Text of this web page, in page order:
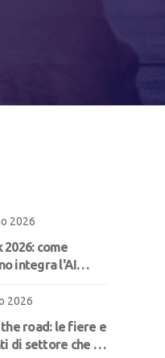
2026
2026: come
integra l'AI
| Concept
2026
the road: le fiere e
di settore che ci